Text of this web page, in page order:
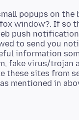
popups on
window?. If so
push
to send you
information
fake virus/trojan
these sites from
mentioned in